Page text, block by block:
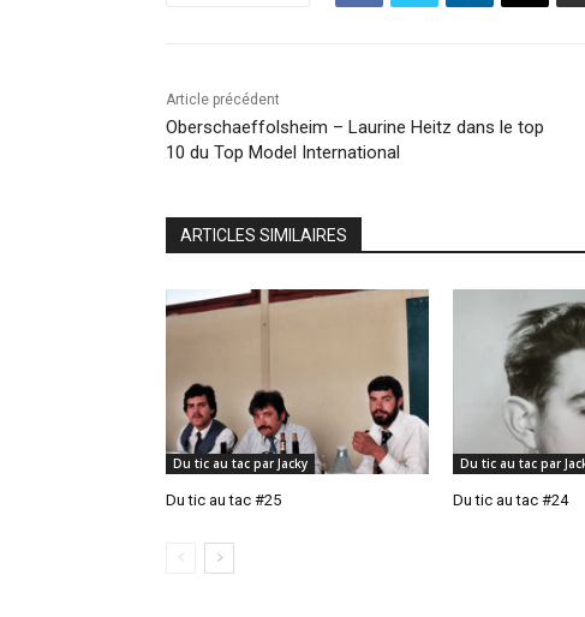
Article précédent
Oberschaeffolsheim – Laurine Heitz dans le top
10 du Top Model International
ARTICLES SIMILAIRES
Du tic au tac par Jacky
Du tic au tac #25
Du tic au tac par
Du tic au tac #24